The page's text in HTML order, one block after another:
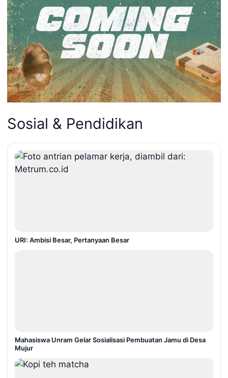
Sosial & Pendidikan
URI: Ambisi Besar, Pertanyaan Besar
Mahasiswa Unram Gelar Sosialisasi Pembuatan Jamu di Desa
Mujur